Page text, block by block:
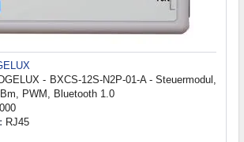
- BXCS-12S-N2P-01-A - Steuermodul,
PWM, Bluetooth 1.0
RJ45